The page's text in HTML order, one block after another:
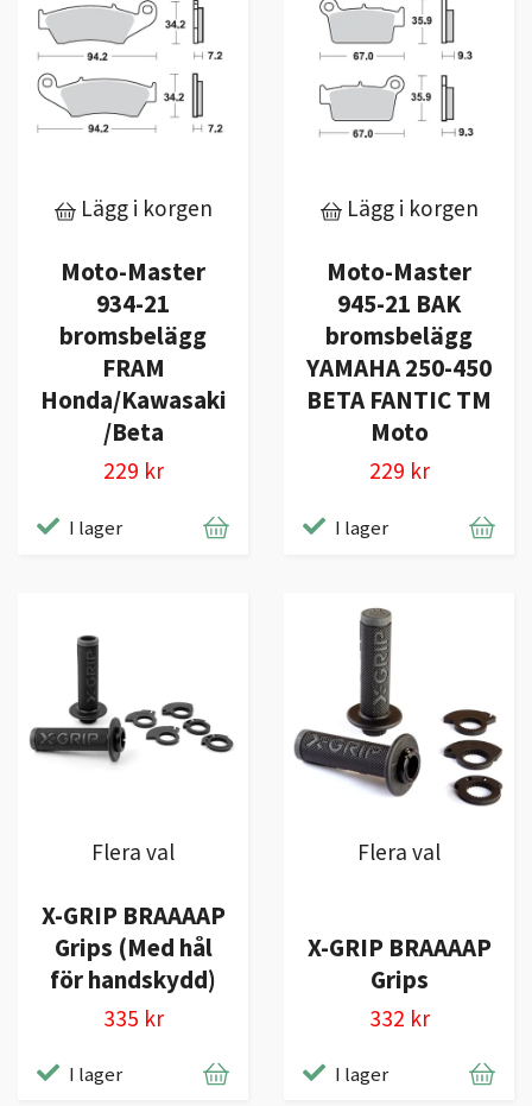
Lägg i korgen
Moto-Master
934-21
bromsbelägg
FRAM
Honda/Kawasaki
/Beta
229 kr
I lager
Lägg i korgen
Moto-Master
945-21 BAK
bromsbelägg
YAMAHA 250-450
BETA FANTIC TM
Moto
229 kr
I lager
Flera val
X-GRIP BRAAAAP
Grips (Med hål
för handskydd)
335 kr
I lager
Flera val
X-GRIP BRAAAAP
Grips
332 kr
I lager